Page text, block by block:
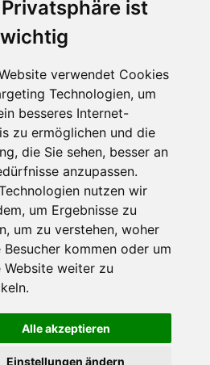
ist
verwendet Cookies
Technologien, um
besseres Internet-
zu ermöglichen und die
die Sie sehen, besser an
anzupassen.
nutzen wir
um Ergebnisse zu
um zu verstehen, woher
Besucher kommen oder um
Website weiter zu
Alle akzeptieren
Einstellungen ändern
und kostenlos
für Bestellungen über 80 EUR
und Rückgabe
jederzeit innerhalb von 90 Tagen
Trees.org
wir einen Baum! Mehr lesen